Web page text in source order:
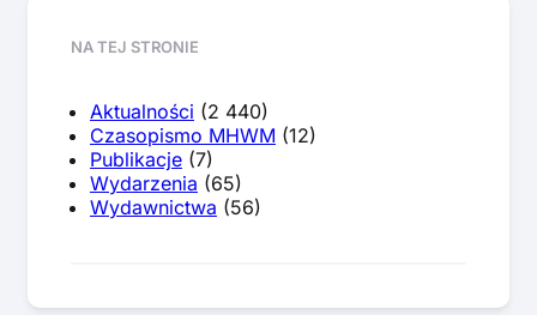
NA TEJ STRONIE
Aktualności (2 440)
Czasopismo MHWM (12)
Publikacje (7)
Wydarzenia (65)
Wydawnictwa (56)